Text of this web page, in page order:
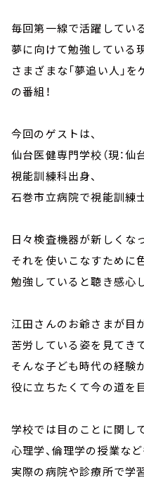
毎回第一線で活躍してい
夢に向けて勉強している
さまざまな「夢追い人」
の番組！
今回のゲストは、
仙台医健専門学校（現：仙
視能訓練科出身、
石巻市立病院で視能訓練
日々検査機器が新しくな
それを使いこなすために
勉強していると聴き感心
江田さんのお爺さまが目
苦労している姿を見てき
そんな子ども時代の経験
役に立ちたくて今の道を
学校では目のことに関し
心理学、倫理学の授業な
実際の病院や診療所で学